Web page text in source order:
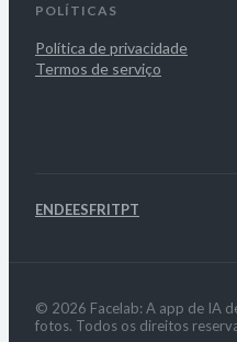
POLÍTICAS
Política de privacidade
Termos de serviço
ENDEESFRITPT
© 2026 Facelab: A app de IA
fotos. Todos os direitos